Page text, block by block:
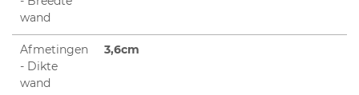
wand
Afmetingen
- Dikte
wand
3,6cm